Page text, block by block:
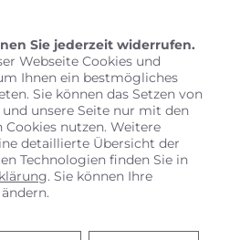
Sie jederzeit widerrufen.
Webseite Cookies und
Ihnen ein bestmögliches
Sie können das Setzen von
unsere Seite nur mit den
nutzen. Weitere
detaillierte Übersicht der
Technologien finden Sie in
. Sie können Ihre